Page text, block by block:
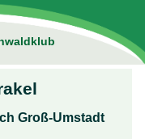
Groß-Umstadt